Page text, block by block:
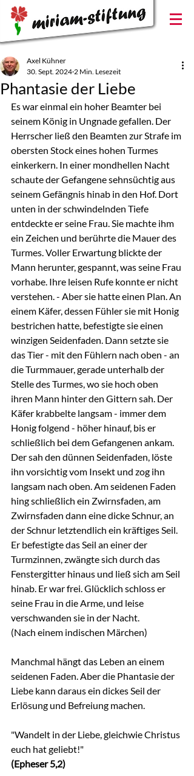
Phantasie der Liebe
Axel Kühner
30. Sept. 2024 2 Min. Lesezeit
Es war einmal ein hoher Beamter bei
seinem König in Ungnade gefallen. Der
Herrscher ließ den Beamten zur Strafe im
obersten Stock eines hohen Turmes
einkerkern. In einer mondhellen Nacht
schaute der Gefangene sehnsüchtig aus
seinem Gefängnis hinab in den Hof. Dort
unten in der schwindelnden Tiefe
entdeckte er seine Frau. Sie machte ihm
ein Zeichen und berührte die Mauer des
Turmes. Voller Erwartung blickte der
Mann herunter, gespannt, was seine Frau
vorhabe. Ihre leisen Rufe konnte er nicht
verstehen. - Aber sie hatte einen Plan. An
einem Käfer, dessen Fühler sie mit Honig
bestrichen hatte, befestigte sie einen
winzigen Seidenfaden. Dann setzte sie
das Tier - mit den Fühlern nach oben - an
die Turmmauer, gerade unterhalb der
Stelle des Turmes, wo sie hoch oben
ihren Mann hinter den Gittern sah. Der
Käfer krabbelte langsam - immer dem
Honig folgend - höher hinauf, bis er
schließlich bei dem Gefangenen ankam.
Der sah den dünnen Seidenfaden, löste
ihn vorsichtig vom Insekt und zog ihn
langsam nach oben. Am seidenen Faden
hing schließlich ein Zwirnsfaden, am
Zwirnsfaden dann eine dicke Schnur, an
der Schnur letztendlich ein kräftiges Seil.
Er befestigte das Seil an einer der
Turmzinnen, zwängte sich durch das
Fenstergitter hinaus und ließ sich am Seil
hinab. Er war frei. Glücklich schloss er
seine Frau in die Arme, und leise
verschwanden sie in der Nacht.
(Nach einem indischen Märchen)
Manchmal hängt das Leben an einem
seidenen Faden. Aber die Phantasie der
Liebe kann daraus ein dickes Seil der
Erlösung und Befreiung machen.
"Wandelt in der Liebe, gleichwie Christus
euch hat geliebt!"
(Epheser 5,2)